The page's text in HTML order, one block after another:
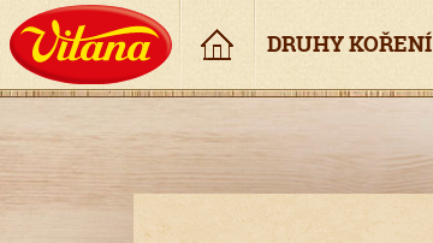
Úvod
DRUHY KOŘENÍ